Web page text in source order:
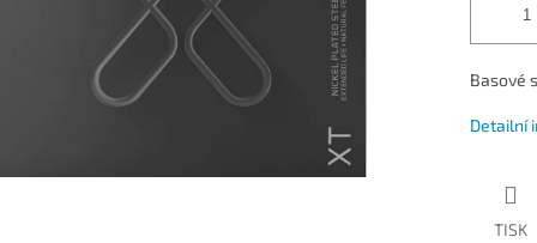
Basové
Detailní
TISK